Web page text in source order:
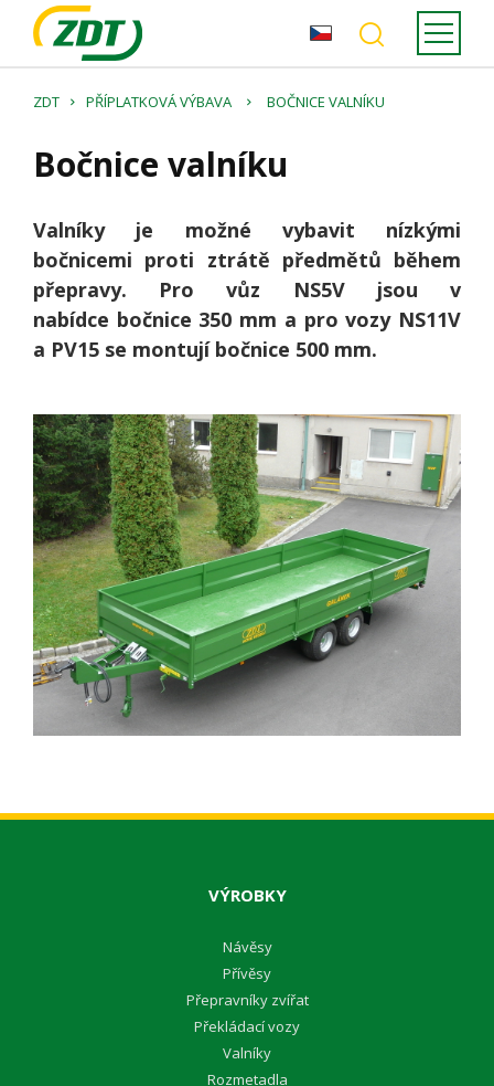
ZDT PŘÍPLATKOVÁ VÝBAVA BOČNICE VALNÍKU
Bočnice valníku
Valníky je možné vybavit nízkými
bočnicemi proti ztrátě předmětů během
přepravy. Pro vůz NS5V jsou v
nabídce bočnice 350 mm a pro vozy NS11V
a PV15 se montují bočnice 500 mm.
VÝROBKY
Návěsy
Přívěsy
Přepravníky zvířat
Překládací vozy
Valníky
Rozmetadla